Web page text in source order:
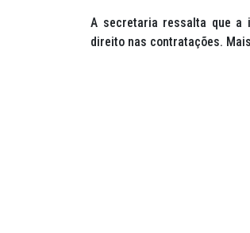
A secretaria ressalta que a
direito nas contratações.